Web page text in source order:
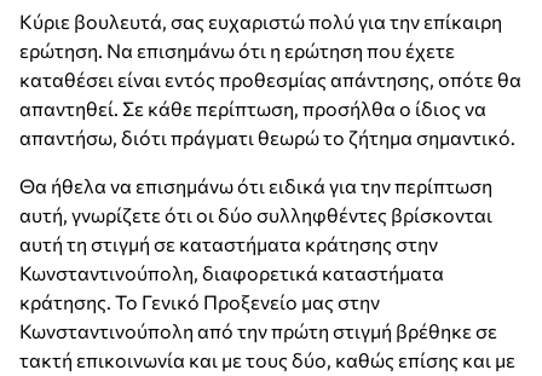
Κύριε βουλευτά, σας ευχαριστώ πολύ για την επίκαιρη
ερώτηση. Να επισημάνω ότι η ερώτηση που έχετε
καταθέσει είναι εντός προθεσμίας απάντησης, οπότε θα
απαντηθεί. Σε κάθε περίπτωση, προσήλθα ο ίδιος να
απαντήσω, διότι πράγματι θεωρώ το ζήτημα σημαντικό.
Θα ήθελα να επισημάνω ότι ειδικά για την περίπτωση
αυτή, γνωρίζετε ότι οι δύο συλληφθέντες βρίσκονται
αυτή τη στιγμή σε καταστήματα κράτησης στην
Κωνσταντινούπολη, διαφορετικά καταστήματα
κράτησης. Το Γενικό Προξενείο μας στην
Κωνσταντινούπολη από την πρώτη στιγμή βρέθηκε σε
τακτή επικοινωνία και με τους δύο, καθώς επίσης και με